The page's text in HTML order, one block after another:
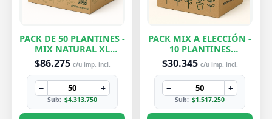
PACK DE 50 PLANTINES -
MIX NATURAL XL
EXCLUSIVOS
$86.275 c/u imp. incl.
− +
Sub: $4.313.750
PACK MIX A ELECCIÓN -
10 PLANTINES
EXCLUSIVOS
$30.345 c/u imp. incl.
− +
Sub: $1.517.250